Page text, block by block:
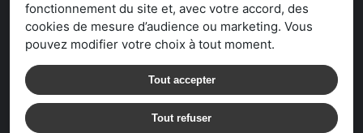
fonctionnement du site et, avec votre accord, des
cookies de mesure d’audience ou marketing. Vous
pouvez modifier votre choix à tout moment.
Tout accepter
Tout refuser